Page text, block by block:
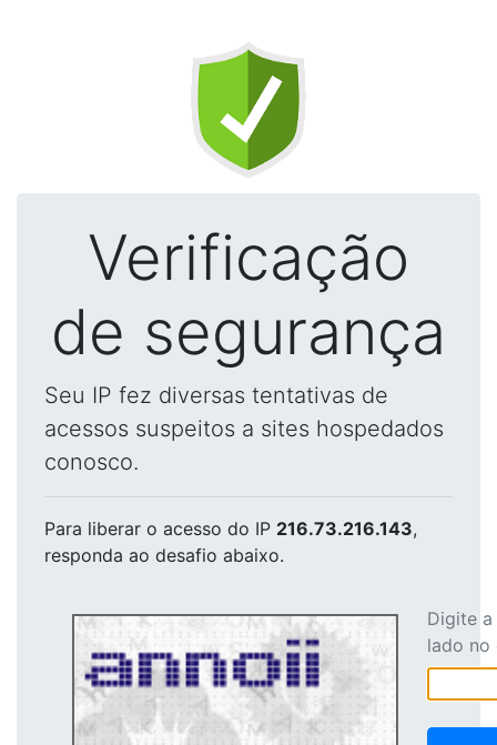
Verificação
de segurança
Seu IP fez diversas tentativas de
acessos suspeitos a sites hospedados
conosco.
Para liberar o acesso do IP 216.73.216.143,
responda ao desafio abaixo.
Digite
lado no